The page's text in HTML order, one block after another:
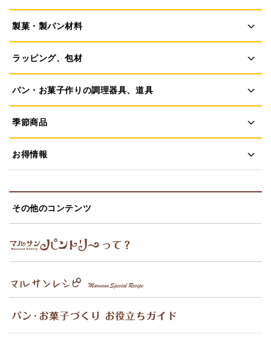
製菓・製パン材料
ラッピング、包材
パン・お菓子作りの調理器具、道具
季節商品
お得情報
その他のコンテンツ